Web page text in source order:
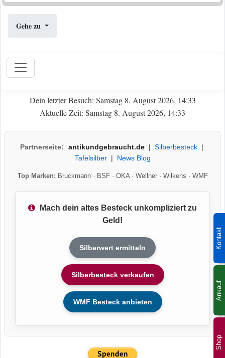
Shop
Kontakt
Ankauf
Gehe zu
Dein letzter Besuch: Samstag 8. August 2026, 14:33
Aktuelle Zeit: Samstag 8. August 2026, 14:33
Partnerseite: antikundgebraucht.de| Silberbesteck|
Tafelsilber| News Blog
Top Marken: Bruckmann· BSF· OKA· Wellner· Wilkens · WMF
Mach dein altes Besteck unkompliziert zu
Geld!
Silberwert ermitteln
Silberbesteck verkaufen
WMF Besteck anbieten